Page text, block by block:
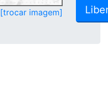
[trocar imagem]